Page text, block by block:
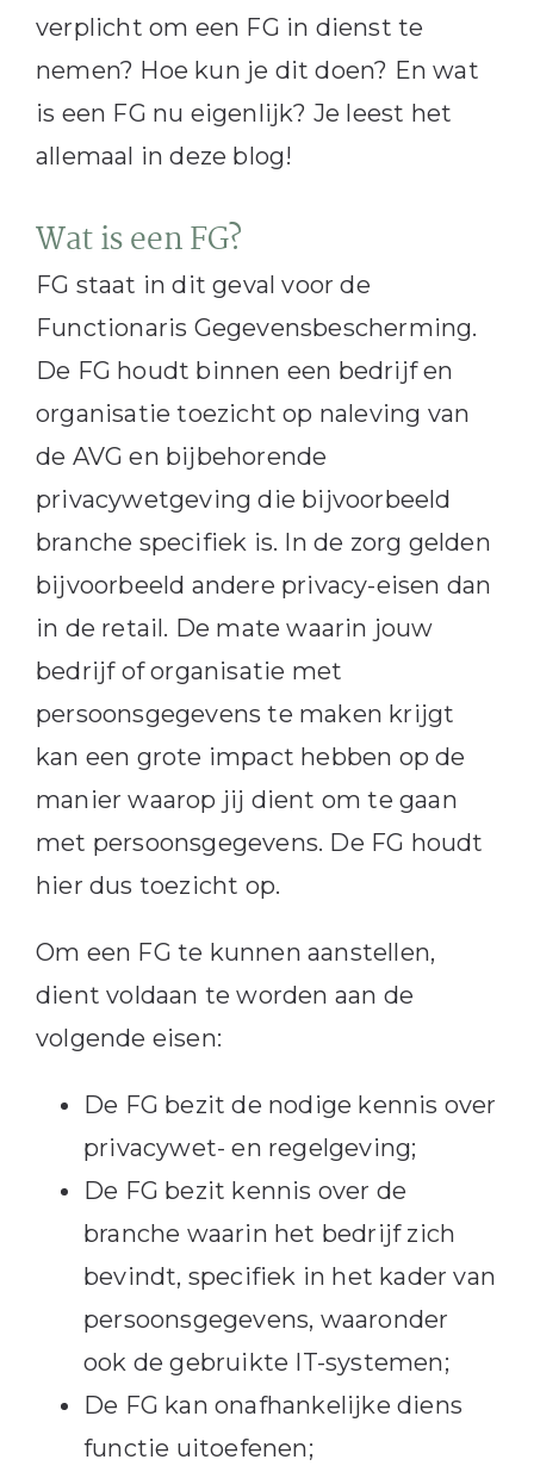
verplicht om een FG in dienst te
nemen? Hoe kun je dit doen? En wat
is een FG nu eigenlijk? Je leest het
allemaal in deze blog!
Wat is een FG?
FG staat in dit geval voor de
Functionaris Gegevensbescherming.
De FG houdt binnen een bedrijf en
organisatie toezicht op naleving van
de AVG en bijbehorende
privacywetgeving die bijvoorbeeld
branche specifiek is. In de zorg gelden
bijvoorbeeld andere privacy-eisen dan
in de retail. De mate waarin jouw
bedrijf of organisatie met
persoonsgegevens te maken krijgt
kan een grote impact hebben op de
manier waarop jij dient om te gaan
met persoonsgegevens. De FG houdt
hier dus toezicht op.
Om een FG te kunnen aanstellen,
dient voldaan te worden aan de
volgende eisen:
De FG bezit de nodige kennis over
privacywet- en regelgeving;
De FG bezit kennis over de
branche waarin het bedrijf zich
bevindt, specifiek in het kader van
persoonsgegevens, waaronder
ook de gebruikte IT-systemen;
De FG kan onafhankelijke diens
functie uitoefenen;